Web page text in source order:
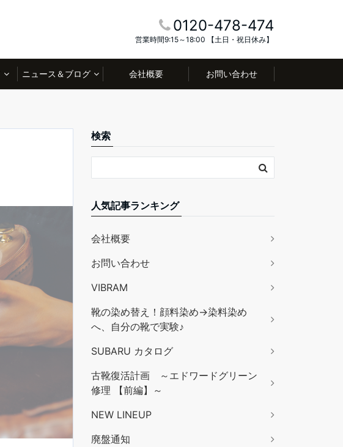
0120-478-474
営業時間9:15～18:00 【土日・祝日休み】
ニュース＆ブログ 会社概要 お問い合わせ
検索
人気記事ランキング
会社概要
お問い合わせ
VIBRAM
靴の染め替え！顔料染め→染料染め
へ、自分の靴で実験♪
SUBARU カタログ
古靴復活計画 ～エドワードグリーン
修理 【前編】～
NEW LINEUP
廃盤通知